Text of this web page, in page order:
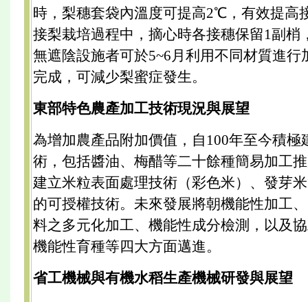
時，梨穗套袋內溫度可提高2℃，有效提高
接梨栽培過程中，摘心時各接穗保留1副梢
無遮陰設施者可於5~6月利用不同材質進行
完成，可減少梨蜜症發生。
東部特色農產加工技術現況與展望
為增加農產品附加價值，自100年至今積極
術，包括醬油、梅醋等二十餘種簡易加工
建立米粒表面處理技術（彩色米）、發芽
的可授權技術。未來發展將朝機能性加工
料之多元化加工、機能性成分檢測，以及
機能性育種等四大方面邁進。
省工機械與有機水稻生產機械研發與展望